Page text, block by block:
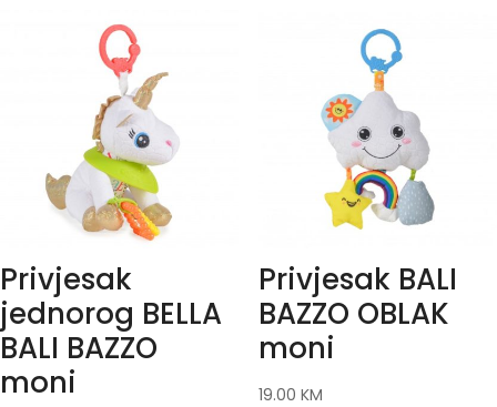
Privjesak
jednorog BELLA
BALI BAZZO
moni
Privjesak BALI
BAZZO OBLAK
moni
19.00 KM